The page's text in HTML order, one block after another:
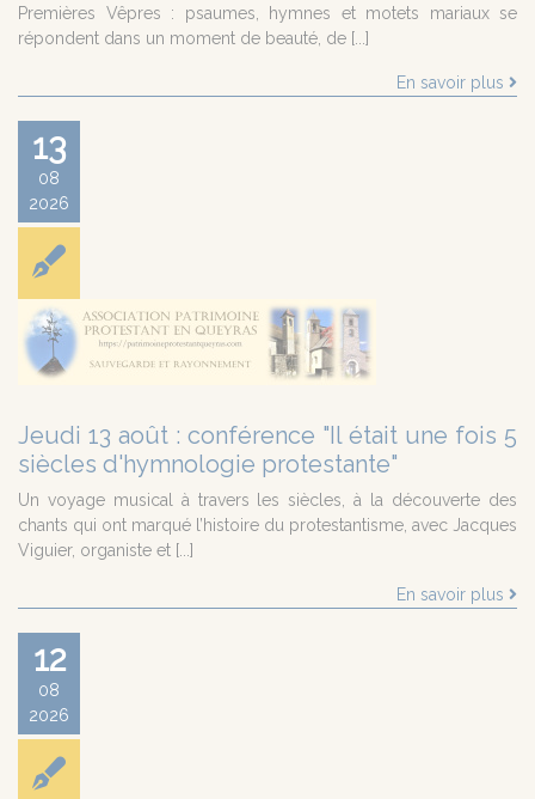
Premières Vêpres : psaumes, hymnes et motets mariaux se
répondent dans un moment de beauté, de [...]
En savoir plus
13
08
2026
Jeudi 13 août : conférence "Il était une fois 5
siècles d'hymnologie protestante"
Un voyage musical à travers les siècles, à la découverte des
chants qui ont marqué l’histoire du protestantisme, avec Jacques
Viguier, organiste et [...]
En savoir plus
12
08
2026